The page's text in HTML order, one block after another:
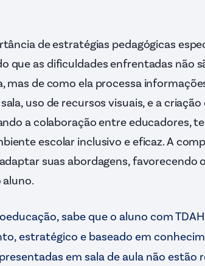
de estratégias pedagógicas
que as dificuldades enfrentadas não
mas de como ela processa
uso de recursos visuais, e a
a colaboração entre educadores,
escolar inclusivo e eficaz. A
suas abordagens, favorecendo
sabe que o aluno com
estratégico e baseado em
em sala de aula não estão